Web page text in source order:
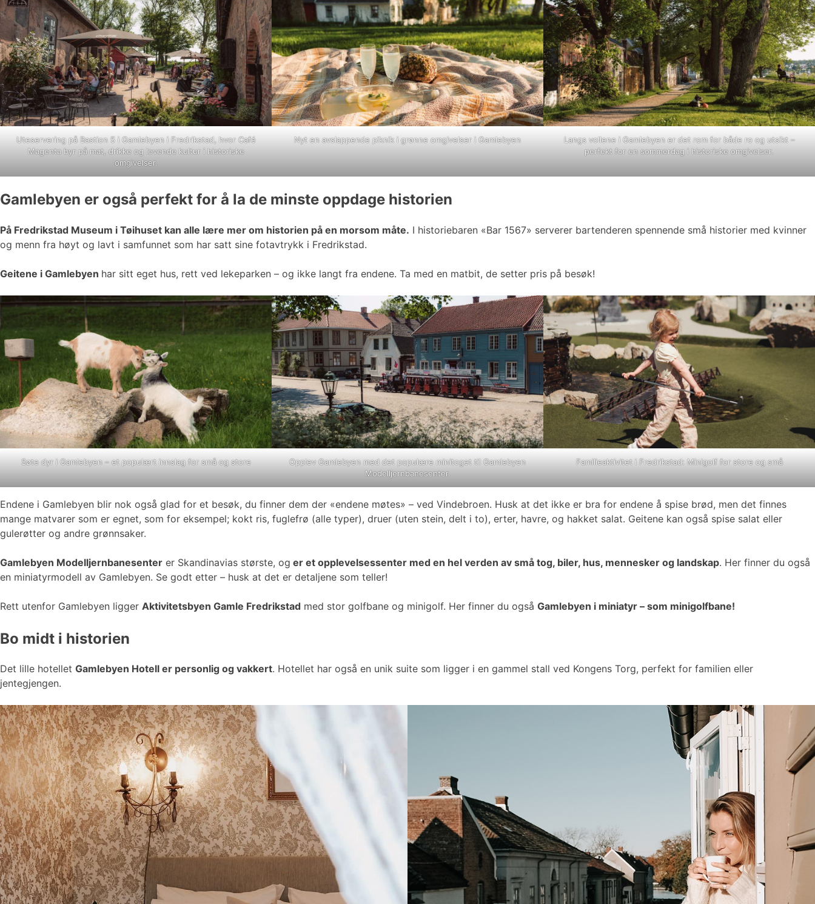
Uteservering på Bastion 5 i Gamlebyen i Fredrikstad, hvor Café
Magenta byr på mat, drikke og levende kultur i historiske
omgivelser.
Nyt en avslappende piknik i grønne omgivelser i Gamlebyen
Langs vollene i Gamlebyen er det rom for både ro og utsikt –
perfekt for en sommerdag i historiske omgivelser.
Gamlebyen er også perfekt for å la de minste oppdage historien
På Fredrikstad Museum i Tøihuset kan alle lære mer om historien på en morsom måte. I historiebaren «Bar 1567» serverer bartenderen spennende små historier med kvinner
og menn fra høyt og lavt i samfunnet som har satt sine fotavtrykk i Fredrikstad.
Geitene i Gamlebyen har sitt eget hus, rett ved lekeparken – og ikke langt fra endene. Ta med en matbit, de setter pris på besøk!
Søte dyr i Gamlebyen – et populært innslag for små og store
Opplev Gamlebyen med det populære minitoget til Gamlebyen
Modelljernbanesenter.
Familieaktivitet i Fredrikstad: Minigolf for store og små
Endene i Gamlebyen blir nok også glad for et besøk, du finner dem der «endene møtes» – ved Vindebroen. Husk at det ikke er bra for endene å spise brød, men det finnes
mange matvarer som er egnet, som for eksempel; kokt ris, fuglefrø (alle typer), druer (uten stein, delt i to), erter, havre, og hakket salat. Geitene kan også spise salat eller
gulerøtter og andre grønnsaker.
Gamlebyen Modelljernbanesenter er Skandinavias største, og er et opplevelsessenter med en hel verden av små tog, biler, hus, mennesker og landskap. Her finner du også
en miniatyrmodell av Gamlebyen. Se godt etter – husk at det er detaljene som teller!
Rett utenfor Gamlebyen ligger Aktivitetsbyen Gamle Fredrikstad med stor golfbane og minigolf. Her finner du også Gamlebyen i miniatyr – som minigolfbane!
Bo midt i historien
Det lille hotellet Gamlebyen Hotell er personlig og vakkert. Hotellet har også en unik suite som ligger i en gammel stall ved Kongens Torg, perfekt for familien eller
jentegjengen.